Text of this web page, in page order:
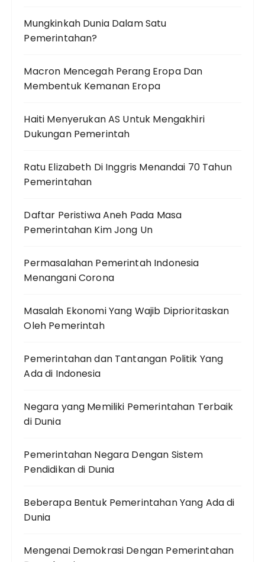
Mungkinkah Dunia Dalam Satu
Pemerintahan?
Macron Mencegah Perang Eropa Dan
Membentuk Kemanan Eropa
Haiti Menyerukan AS Untuk Mengakhiri
Dukungan Pemerintah
Ratu Elizabeth Di Inggris Menandai 70 Tahun
Pemerintahan
Daftar Peristiwa Aneh Pada Masa
Pemerintahan Kim Jong Un
Permasalahan Pemerintah Indonesia
Menangani Corona
Masalah Ekonomi Yang Wajib Diprioritaskan
Oleh Pemerintah
Pemerintahan dan Tantangan Politik Yang
Ada di Indonesia
Negara yang Memiliki Pemerintahan Terbaik
di Dunia
Pemerintahan Negara Dengan Sistem
Pendidikan di Dunia
Beberapa Bentuk Pemerintahan Yang Ada di
Dunia
Mengenai Demokrasi Dengan Pemerintahan